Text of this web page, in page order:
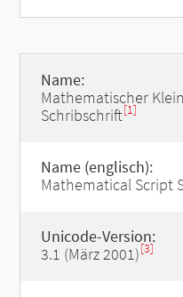
Name:
Mathematischer
Schribschrift[1]
Name (englisch):
Mathematical Script
Unicode-Version:
3.1 (März 2001)[3]